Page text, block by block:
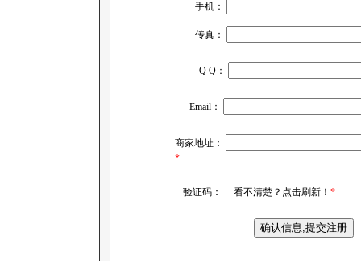
手机：
传真：
Q Q：
Email：
商家地址：
*
验证码： 看不清楚？点击刷新！ *